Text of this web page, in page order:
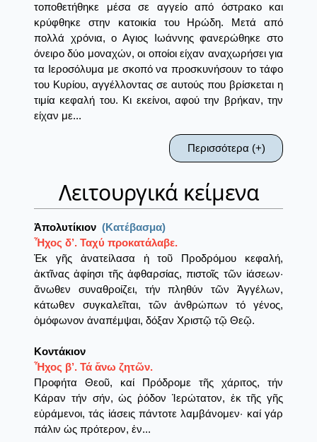
τοποθετήθηκε μέσα σε αγγείο από όστρακο και
κρύφθηκε στην κατοικία του Ηρώδη. Μετά από
πολλά χρόνια, ο Αγιος Ιωάννης φανερώθηκε στο
όνειρο δύο μοναχών, οι οποίοι είχαν αναχωρήσει για
τα Ιεροσόλυμα με σκοπό να προσκυνήσουν το τάφο
του Κυρίου, αγγέλλοντας σε αυτούς που βρίσκεται η
τιμία κεφαλή του. Κι εκείνοι, αφού την βρήκαν, την
είχαν με...
Περισσότερα (+)
Λειτουργικά κείμενα
Ἀπολυτίκιον (Κατέβασμα)
Ἦχος δ’. Ταχύ προκατάλαβε.
Ἐκ γῆς ἀνατείλασα ἡ τοῦ Προδρόμου κεφαλή,
ἀκτῖνας ἀφίησι τῆς ἀφθαρσίας, πιστοῖς τῶν ἰάσεων·
ἄνωθεν συναθροίζει, τήν πληθύν τῶν Ἀγγέλων,
κάτωθεν συγκαλεῖται, τῶν ἀνθρώπων τό γένος,
ὁμόφωνον ἀναπέμψαι, δόξαν Χριστῷ τῷ Θεῷ.
Κοντάκιον
Ἦχος β’. Τά ἄνω ζητῶν.
Προφήτα Θεοῦ, καί Πρόδρομε τῆς χάριτος, τήν
Κάραν τήν σήν, ὡς ῥόδον Ἱερώτατον, ἐκ τῆς γῆς
εὑράμενοι, τάς ἰάσεις πάντοτε λαμβάνομεν· καί γάρ
πάλιν ὡς πρότερον, ἐν...